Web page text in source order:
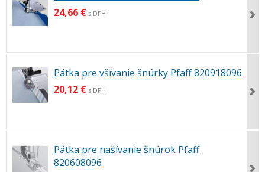
24,66 € s DPH
Pätka pre všívanie šnúrky Pfaff 820918096
20,12 € s DPH
Pätka pre našívanie šnúrok Pfaff
820608096